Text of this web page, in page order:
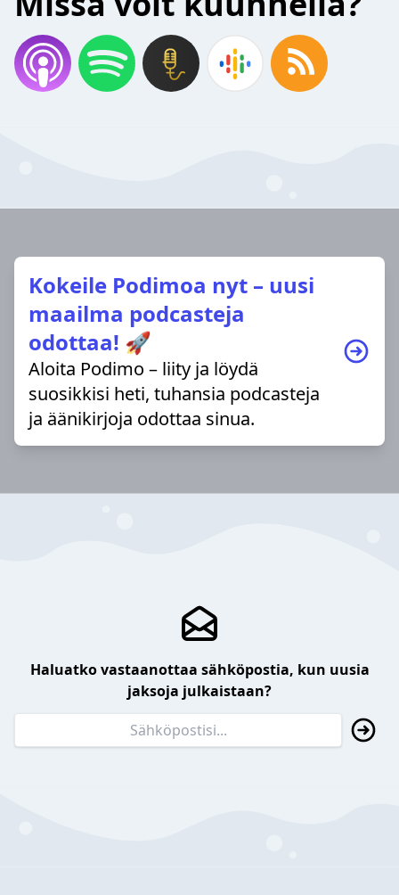
Kokeile Podimoa nyt – uusi
maailma podcasteja
odottaa! 🚀
Aloita Podimo – liity ja löydä
suosikkisi heti, tuhansia podcasteja
ja äänikirjoja odottaa sinua.
Haluatko vastaanottaa sähköpostia, kun uusia
jaksoja julkaistaan?